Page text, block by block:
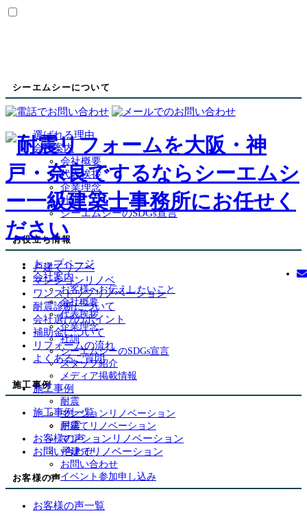
トップページ
会社案内
お客様へお伝えしたいこと
会社概要
代表挨拶
企業理念
社訓
シーエムシーのSDGs宣言
スタッフ紹介
メディア掲載情報
施工事例
耐震
マンションリノベーション
戸建てリノベーション
お客様の声
お問い合わせ
お問い合わせ
イベント参加申し込み
シーエムシーについて
選ばれる理由
会社案内
会社概要
代表挨拶
企業理念
社訓
シーエムシーのSDGs宣言
お役立ち情報
戸建てリノベ
マンションリノベ
ワンストップリノベーション
耐震診断について
会社選びのポイント
補助金について
リフォームの流れ
よくあるご質問
施工事例
施工事例一覧
耐震
マンションリノベーション
戸建てリノベーション
お客様の声
お客様の声一覧